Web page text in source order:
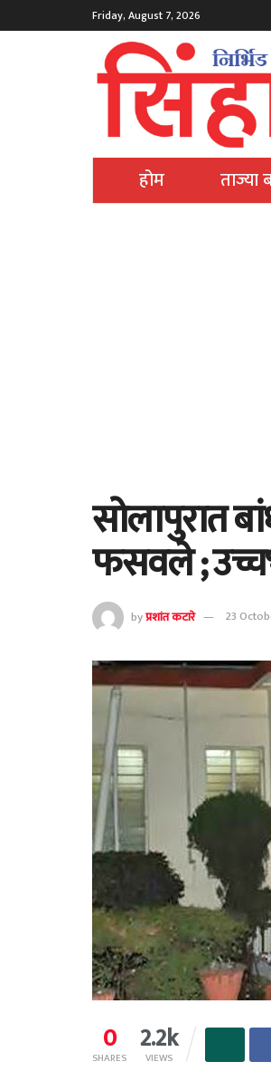
Friday, August 7, 2026
होम ताज्या
सोलापुरात
फसवले ;
byप्रशांत कटारे 23
0
SHARES 2.2k
VIEWS